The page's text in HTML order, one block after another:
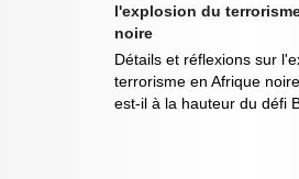
l'explosion du
noire
Détails et réflexions sur
terrorisme en Afrique
est-il à la hauteur du défi